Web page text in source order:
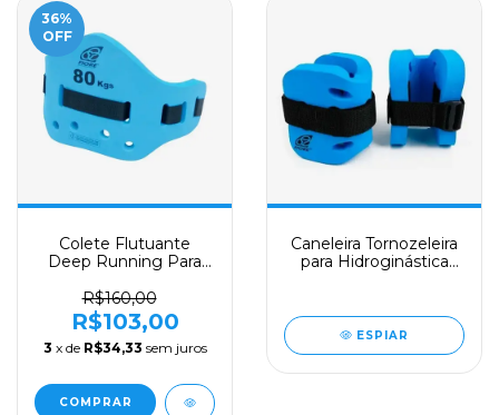
36%
OFF
Colete Flutuante
Deep Running Para
Kg a 120 KG
R$160,00
R$103,00
3 x de R$34,33 sem juros
COMPRAR
Caneleira Tornozeleira
para Hidroginástica
ESPIAR